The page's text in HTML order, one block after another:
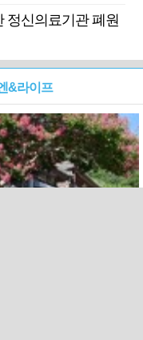
정신의료기관 폐원
&라이프